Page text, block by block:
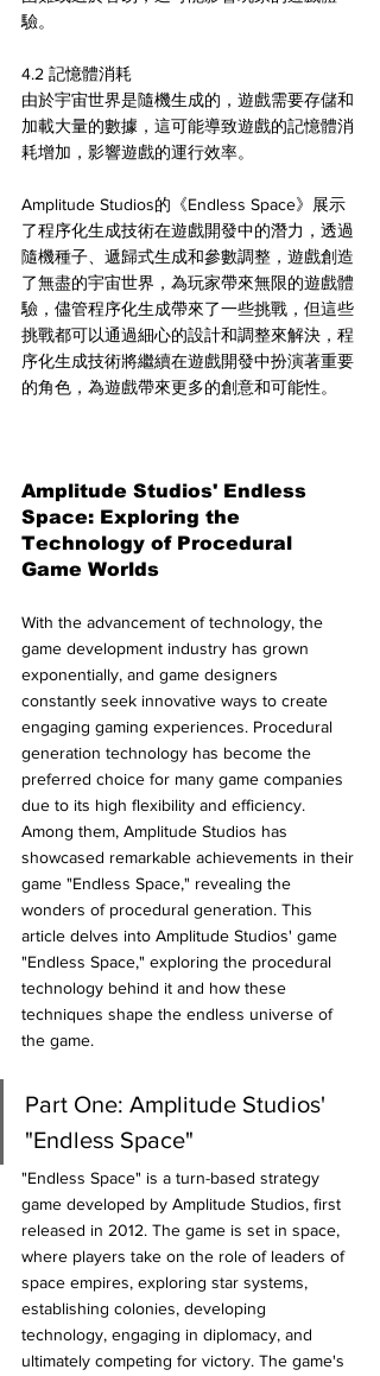
驗。
4.2 記憶體消耗
由於宇宙世界是隨機生成的，遊戲需要存儲和
加載大量的數據，這可能導致遊戲的記憶體消
耗增加，影響遊戲的運行效率。
Amplitude Studios的《Endless Space》展示
了程序化生成技術在遊戲開發中的潛力，透過
隨機種子、遞歸式生成和參數調整，遊戲創造
了無盡的宇宙世界，為玩家帶來無限的遊戲體
驗，儘管程序化生成帶來了一些挑戰，但這些
挑戰都可以通過細心的設計和調整來解決，程
序化生成技術將繼續在遊戲開發中扮演著重要
的角色，為遊戲帶來更多的創意和可能性。
Amplitude Studios' Endless
Space: Exploring the
Technology of Procedural
Game Worlds
With the advancement of technology, the
game development industry has grown
exponentially, and game designers
constantly seek innovative ways to create
engaging gaming experiences. Procedural
generation technology has become the
preferred choice for many game companies
due to its high flexibility and efficiency.
Among them, Amplitude Studios has
showcased remarkable achievements in their
game "Endless Space," revealing the
wonders of procedural generation. This
article delves into Amplitude Studios' game
"Endless Space," exploring the procedural
technology behind it and how these
techniques shape the endless universe of
the game.
Part One: Amplitude Studios'
"Endless Space"
"Endless Space" is a turn-based strategy
game developed by Amplitude Studios, first
released in 2012. The game is set in space,
where players take on the role of leaders of
space empires, exploring star systems,
establishing colonies, developing
technology, engaging in diplomacy, and
ultimately competing for victory. The game's